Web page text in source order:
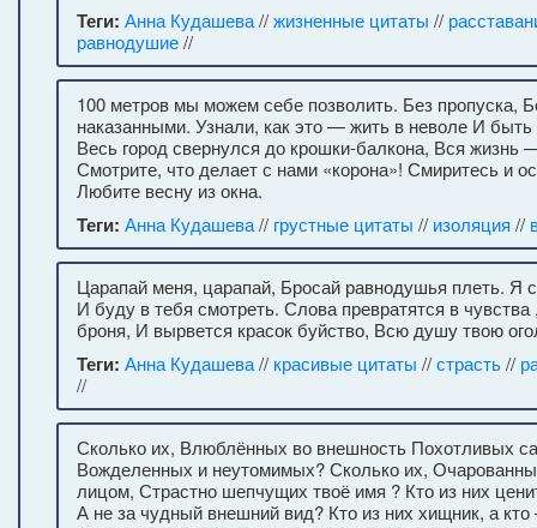
Теги: Анна Кудашева//жизненные цитаты //
равнодушие//
100 метров мы можем себе позволить. Без пропуска,
наказанными. Узнали, как это — жить в неволе И
Весь город свернулся до крошки-балкона, Вся жизнь
Смотрите, что делает с нами «корона»! Смиритесь и
Любите весну из окна.
Теги: Анна Кудашева// грустные цитаты // изоляция //
Царапай меня, царапай, Бросай равнодушья плеть. Я
И буду в тебя смотреть. Слова превратятся в
броня, И вырвется красок буйство, Всю душу твою
Теги: Анна Кудашева// красивые цитаты //страсть//
//
Сколько их, Влюблённых во внешность Похотливых
Вожделенных и неутомимых? Сколько их,
лицом, Страстно шепчущих твоё имя ? Кто из них
А не за чудный внешний вид? Кто из них хищник, а кто